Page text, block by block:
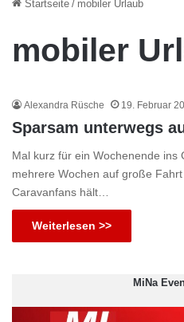
Startseite / mobiler Urlaub
mobiler
Alexandra Rüsche 19. Februar
Sparsam unterwegs
Mal kurz für ein Wochenende ins
mehrere Wochen auf große
Caravanfans hält…
Weiterlesen >>
MiNa